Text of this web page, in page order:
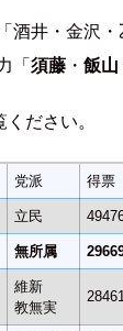
酒井・金沢・
「須藤 ・飯山
ださい。
党派 得票
立民
無所属
維新
教無実